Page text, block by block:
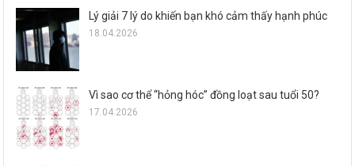
Lý giải 7 lý do khiến bạn khó cảm thấy hạnh phúc
18.04.2026
Vì sao cơ thể “hỏng hóc” đồng loạt sau tuổi 50?
17.04.2026